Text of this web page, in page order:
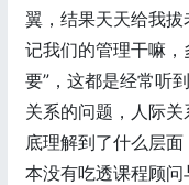
翼，结果天天给我
记我们的管理干嘛
要”，这都是经常听
关系的问题，人际
底理解到了什么层
本没有吃透课程顾问